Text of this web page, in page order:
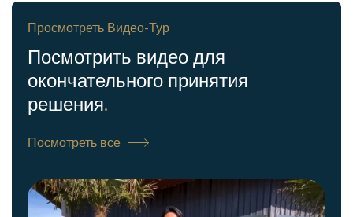
Просмотреть Видео-Тур
Посмотрить видео для
окончательного принятия
решения.
Посмотреть все